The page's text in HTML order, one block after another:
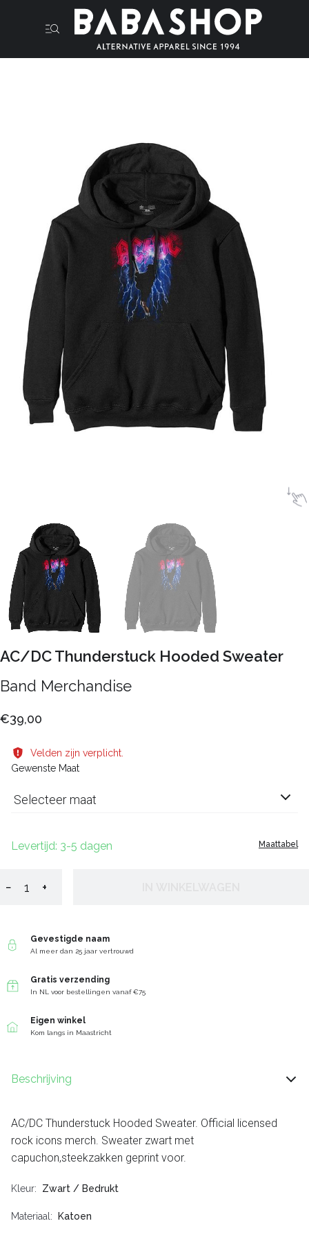
AC/DC Thunderstuck Hooded Sweater
Band Merchandise
€39,00
Velden zijn verplicht.
Gewenste Maat
Selecteer maat
Maattabel
Levertijd: 3-5 dagen
− +
Gevestigde naam
Al meer dan 25 jaar vertrouwd
Gratis verzending
In NL voor bestellingen vanaf €75
Eigen winkel
Kom langs in Maastricht
Beschrijving
AC/DC Thunderstuck Hooded Sweater. Official licensed
rock icons merch. Sweater zwart met
capuchon,steekzakken geprint voor.
Kleur Zwart / Bedrukt
Materiaal Katoen